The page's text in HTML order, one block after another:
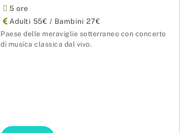
5 ore
Adulti 55€ / Bambini 27€
Paese delle meraviglie sotterraneo con concerto
di musica classica dal vivo.